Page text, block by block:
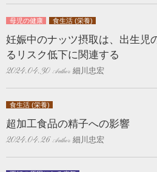
母児の健康 食生活 (栄養)
妊娠中のナッツ摂取は、出生児
るリスク低下に関連する
2024.04.30 細川忠宏
食生活 (栄養)
超加工食品の精子への影響
2024.04.26 細川忠宏